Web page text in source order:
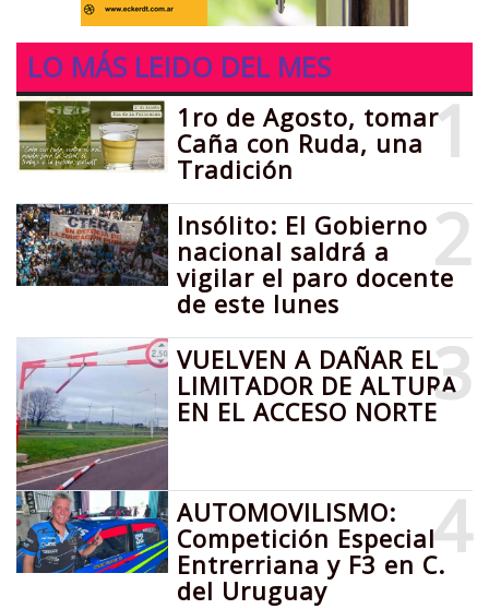
LO MÁS LEIDO DEL MES
1
1ro de Agosto, tomar
Caña con Ruda, una
Tradición
2
Insólito: El Gobierno
nacional saldrá a
vigilar el paro docente
de este lunes
3
VUELVEN A DAÑAR EL
LIMITADOR DE ALTURA
EN EL ACCESO NORTE
4
AUTOMOVILISMO:
Competición Especial
Entrerriana y F3 en C.
del Uruguay